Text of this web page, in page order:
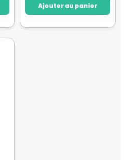
Ajouter au panier